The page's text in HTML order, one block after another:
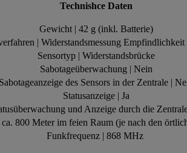
Technishce Daten
Gewicht | 42 g (inkl. Batterie)
| Widerstandsmessung
Sensortyp | Widerstandsbrücke
Sabotageüberwachung | Nein
Sabotageanzeige des Sensors in der Zentrale |
Statusanzeige | Ja
und Anzeige durch die
800 Meter im feien Raum (je nach den
Funkfrequenz | 868 MHz